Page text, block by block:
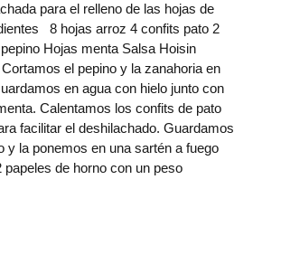
para el relleno de las hojas de
8 hojas arroz 4 confits pato 2
Hojas menta Salsa Hoisin
el pepino y la zanahoria en
en agua con hielo junto con
Calentamos los confits de pato
facilitar el deshilachado. Guardamos
y la ponemos en una sartén a fuego
papeles de horno con un peso